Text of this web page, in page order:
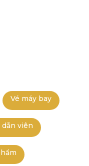
Vé máy bay
viên